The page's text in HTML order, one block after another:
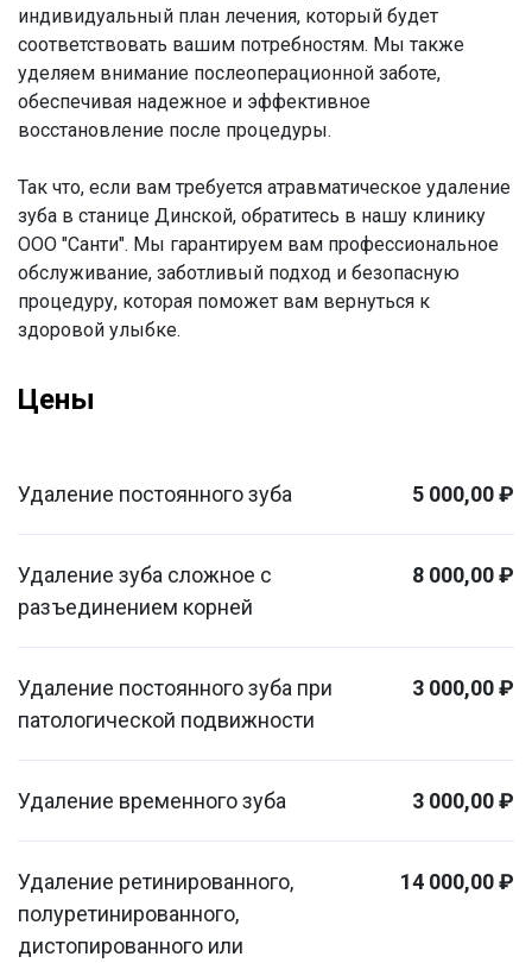
индивидуальный план лечения, который будет
соответствовать вашим потребностям. Мы также
уделяем внимание послеоперационной заботе,
обеспечивая надежное и эффективное
восстановление после процедуры.
Так что, если вам требуется атравматическое удаление
зуба в станице Динской, обратитесь в нашу клинику
ООО "Санти". Мы гарантируем вам профессиональное
обслуживание, заботливый подход и безопасную
процедуру, которая поможет вам вернуться к
здоровой улыбке.
Цены
Удаление постоянного зуба 5 000,00 ₽
Удаление зуба сложное с
разъединением корней
8 000,00 ₽
Удаление постоянного зуба при
патологической подвижности
3 000,00 ₽
Удаление временного зуба 3 000,00 ₽
Удаление ретинированного,
полуретинированного,
дистопированного или
14 000,00 ₽